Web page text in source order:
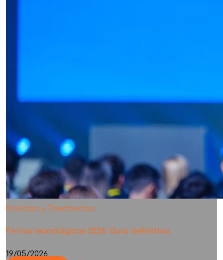
Noticias y Tendencias
Ferias tecnológicas 2026: Guía definitiva
19/05/2026